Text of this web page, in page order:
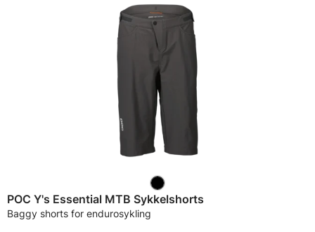
POC Y's Essential MTB Sykkelshorts
Baggy shorts for endurosykling